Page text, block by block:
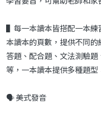
▌每一本讀本皆搭配一本
本讀本的頁數，提供不同
答題、配合題、文法測驗
等，一本讀本提供多種題型
🗣️ 美式發音